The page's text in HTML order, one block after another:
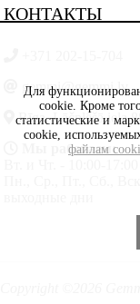
КОНТАКТЫ
gemmi@gemmi.lv
Rīga, Lāčplēšā iela
Мы работаем:
Пн., Ср., Пт., Сб.,
Copyright ©2026
Для
cookie. Кроме
статистические и
cookie,
файлам